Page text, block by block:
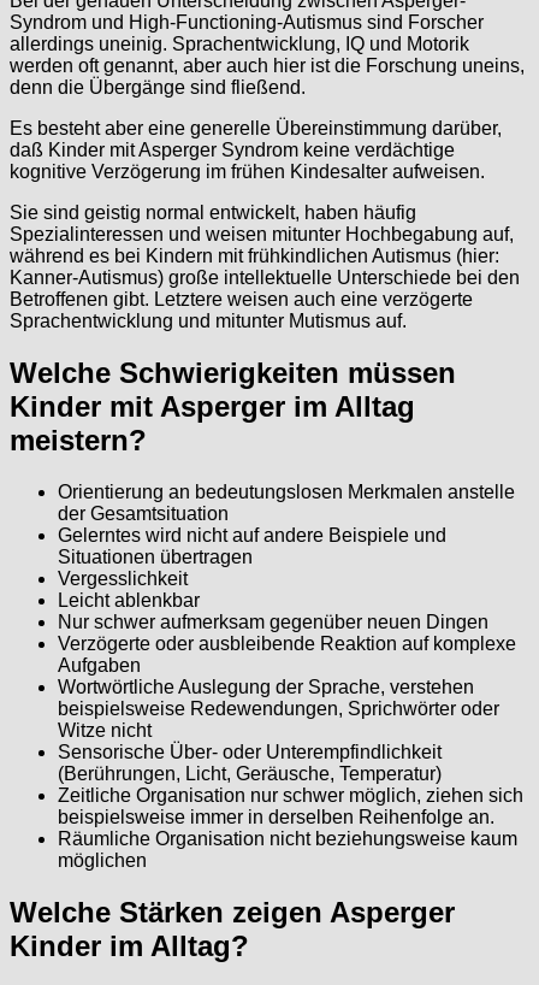
Syndrom und High-Functioning-Autismus sind Forscher
allerdings uneinig. Sprachentwicklung, IQ und Motorik
werden oft genannt, aber auch hier ist die Forschung uneins,
denn die Übergänge sind fließend.
Es besteht aber eine generelle Übereinstimmung darüber,
daß Kinder mit Asperger Syndrom keine verdächtige
kognitive Verzögerung im frühen Kindesalter aufweisen.
Sie sind geistig normal entwickelt, haben häufig
Spezialinteressen und weisen mitunter Hochbegabung auf,
während es bei Kindern mit frühkindlichen Autismus (hier:
Kanner-Autismus) große intellektuelle Unterschiede bei den
Betroffenen gibt. Letztere weisen auch eine verzögerte
Sprachentwicklung und mitunter Mutismus auf.
Welche Schwierigkeiten müssen
Kinder mit Asperger im Alltag
meistern?
Orientierung an bedeutungslosen Merkmalen anstelle
der Gesamtsituation
Gelerntes wird nicht auf andere Beispiele und
Situationen übertragen
Vergesslichkeit
Leicht ablenkbar
Nur schwer aufmerksam gegenüber neuen Dingen
Verzögerte oder ausbleibende Reaktion auf komplexe
Aufgaben
Wortwörtliche Auslegung der Sprache, verstehen
beispielsweise Redewendungen, Sprichwörter oder
Witze nicht
Sensorische Über- oder Unterempfindlichkeit
(Berührungen, Licht, Geräusche, Temperatur)
Zeitliche Organisation nur schwer möglich, ziehen sich
beispielsweise immer in derselben Reihenfolge an.
Räumliche Organisation nicht beziehungsweise kaum
möglichen
Welche Stärken zeigen Asperger
Kinder im Alltag?